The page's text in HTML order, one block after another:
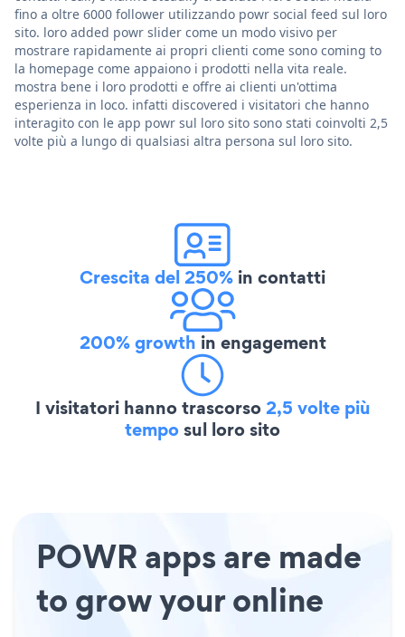
fino a oltre 6000 follower utilizzando powr social feed sul loro
sito. loro added powr slider come un modo visivo per
mostrare rapidamente ai propri clienti come sono coming to
la homepage come appaiono i prodotti nella vita reale.
mostra bene i loro prodotti e offre ai clienti un'ottima
esperienza in loco. infatti discovered i visitatori che hanno
interagito con le app powr sul loro sito sono stati coinvolti 2,5
volte più a lungo di qualsiasi altra persona sul loro sito.
Crescita del 250% in contatti
200% growth in engagement
I visitatori hanno trascorso2,5 volte più
temposul loro sito
POWR apps are made
to grow your online